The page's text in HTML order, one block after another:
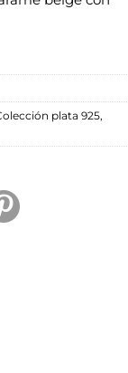
plata 925,